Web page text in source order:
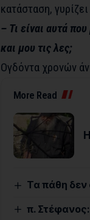
κατάσταση,
– Τι είναι αυτά
και μου τις λες;
Ογδόντα χρονών
More Read
Τα πάθη δεν
π. Στέφανος: